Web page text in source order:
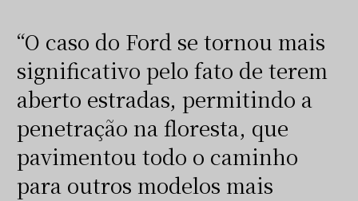
“O caso do Ford se tornou mais
significativo pelo fato de terem
aberto estradas, permitindo a
penetração na floresta, que
pavimentou todo o caminho
para outros modelos mais